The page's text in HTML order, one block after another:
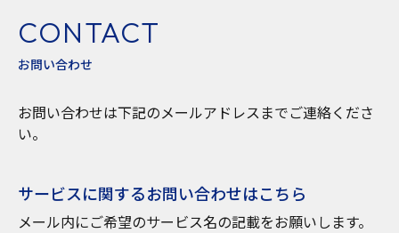
CONTACT
お問い合わせ
お問い合わせは下記のメールアドレスまでご連絡くださ
い。
サービスに関するお問い合わせはこちら
メール内にご希望のサービス名の記載をお願いします。